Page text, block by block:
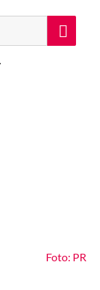
Foto: PR